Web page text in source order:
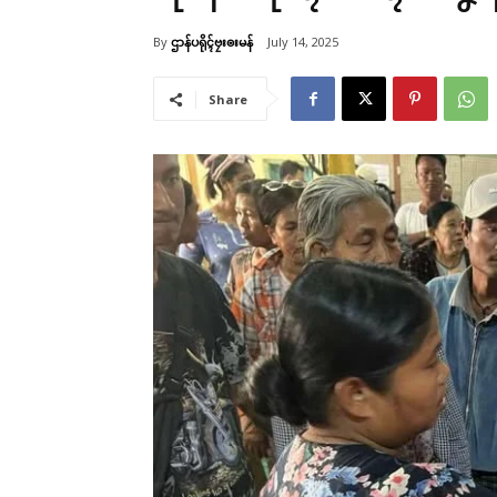
By ဌာန်ပရိုၚ်ဗၠးၜးမန် July 14, 2025
Share